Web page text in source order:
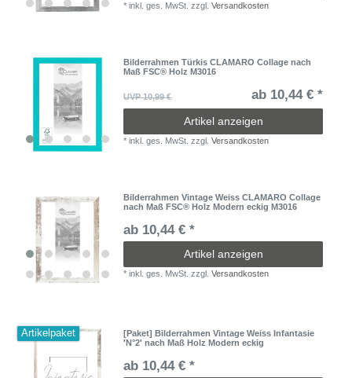
*inkl. ges. MwSt. zzgl.Versandkosten
Bilderrahmen Türkis CLAMARO Collage nach
Maß FSC® Holz M3016
UVP 10,99 € ab 10,44 € *
Artikel anzeigen
*inkl. ges. MwSt. zzgl.Versandkosten
Bilderrahmen Vintage Weiss CLAMARO Collage
nach Maß FSC® Holz Modern eckig M3016
ab 10,44 € *
Artikel anzeigen
*inkl. ges. MwSt. zzgl.Versandkosten
Artikelpaket
[Paket] Bilderrahmen Vintage Weiss Infantasie
'N°2' nach Maß Holz Modern eckig
ab 10,44 € *